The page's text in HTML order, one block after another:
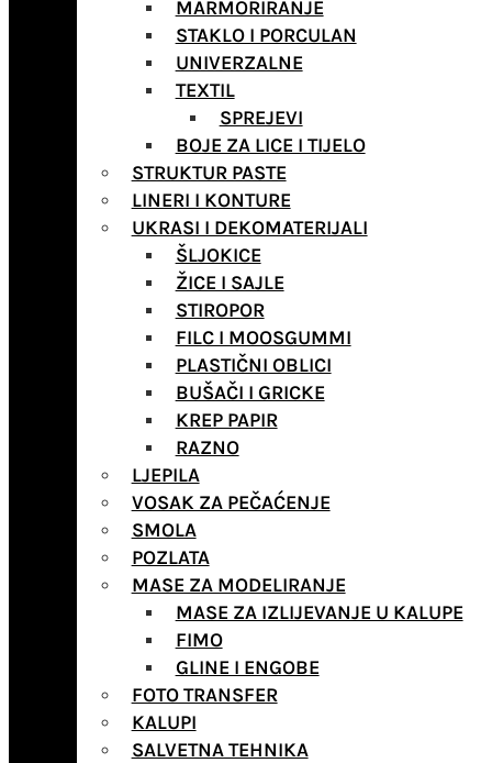
MARMORIRANJE
STAKLO I PORCULAN
UNIVERZALNE
TEXTIL
SPREJEVI
BOJE ZA LICE I TIJELO
STRUKTUR PASTE
LINERI I KONTURE
UKRASI I DEKOMATERIJALI
ŠLJOKICE
ŽICE I SAJLE
STIROPOR
FILC I MOOSGUMMI
PLASTIČNI OBLICI
BUŠAČI I GRICKE
KREP PAPIR
RAZNO
LJEPILA
VOSAK ZA PEČAĆENJE
SMOLA
POZLATA
MASE ZA MODELIRANJE
MASE ZA IZLIJEVANJE U KALUPE
FIMO
GLINE I ENGOBE
FOTO TRANSFER
KALUPI
SALVETNA TEHNIKA